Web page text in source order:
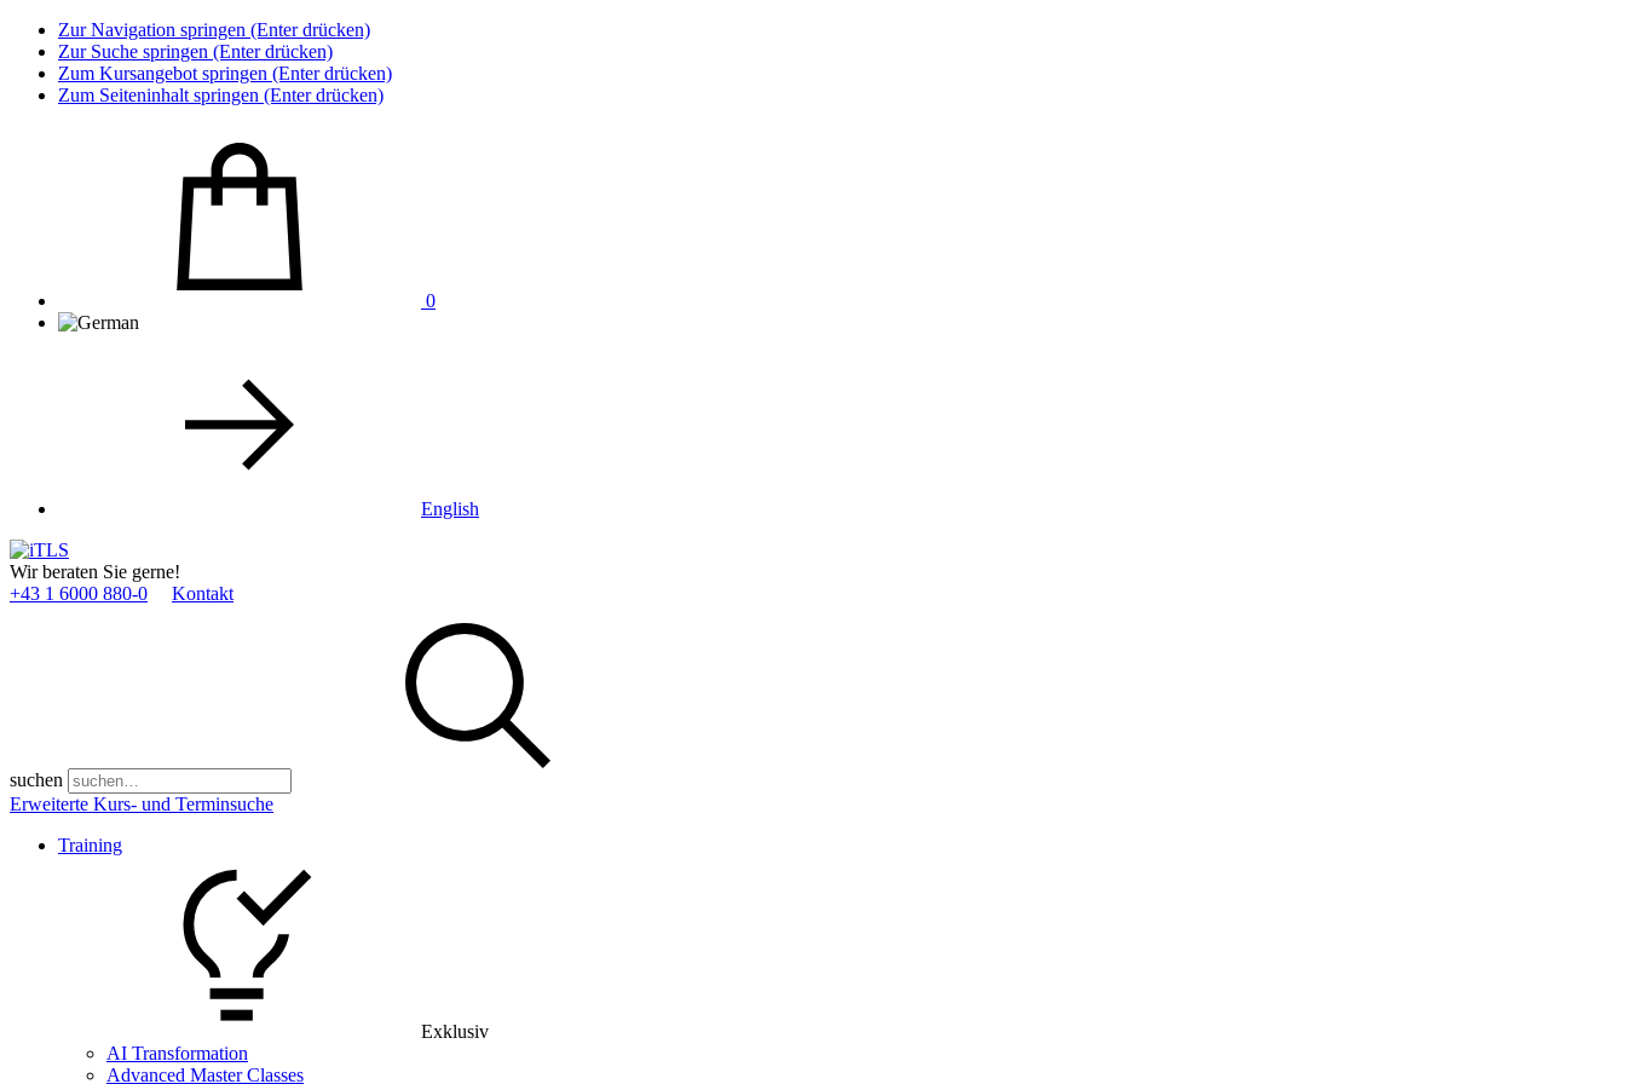
Zur Navigation springen (Enter drücken)
Zur Suche springen (Enter drücken)
Zum Kursangebot springen (Enter drücken)
Zum Seiteninhalt springen (Enter drücken)
0
English
Wir beraten Sie gerne!
+43 1 6000 880­-0
Kontakt
suchen
Erweiterte Kurs- und Terminsuche
Training
Exklusiv
AI Transformation
Advanced Master Classes